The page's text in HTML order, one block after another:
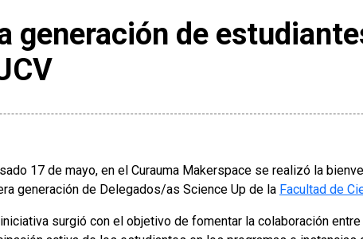
generación de
17 de mayo, en el Curauma Makerspace se realizó la
generación de Delegados/as Science Up de la Facultad de
iniciativa surgió con el objetivo de fomentar la colaboración